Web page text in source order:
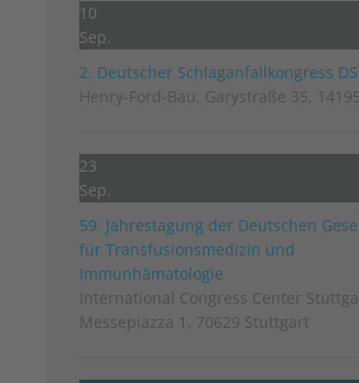
10
Sep.
2. Deutscher Schlag­anfall­kongress
Henry-Ford-Bau, Garystraße 35,
23
Sep.
59. Jahrestagung der Deutschen
für Transfusionsmedizin und
Immunhämatologie
International Congress Center
Messepiazza 1, 70629 Stuttgart